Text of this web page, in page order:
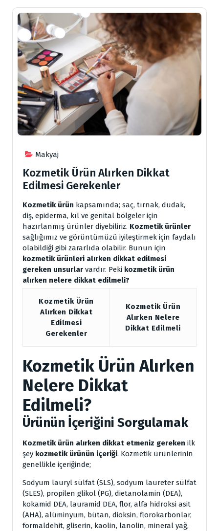
Makyaj
Kozmetik Ürün Alırken Dikkat
Edilmesi Gerekenler
Kozmetik ürün kapsamında; saç, tırnak, dudak,
diş, epiderma, kıl ve genital bölgeler için
hazırlanmış ürünler diyebiliriz. Kozmetik ürünler
sağlığımız ve görüntümüzü iyileştirmek için faydalı
olabildiği gibi zararlıda olabilir. Bunun için
kozmetik ürünleri alırken dikkat edilmesi
gereken unsurlar vardır. Peki kozmetik ürün
alırken nelere dikkat edilmeli?
Kozmetik Ürün
Alırken Dikkat
Edilmesi
Gerekenler
Kozmetik Ürün
Alırken Nelere
Dikkat Edilmeli
Kozmetik Ürün Alırken
Nelere Dikkat
Edilmeli?
Ürünün İçeriğini Sorgulamak
Kozmetik ürün alırken dikkat etmeniz gereken ilk
şey kozmetik ürünün içeriği. Kozmetik ürünlerinin
genellikle içeriğinde;
Sodyum lauryl sülfat (SLS), sodyum laureter sülfat
(SLES), propilen glikol (PG), dietanolamin (DEA),
kokamid DEA, lauramid DEA, flor, alfa hidroksi asit
(AHA), alüminyum, bütan, dioksin, florokarbonlar,
formaldehit, gliserin, kaolin, lanolin, mineral yağ,